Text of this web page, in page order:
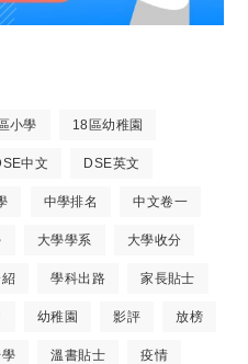
小學 18區幼稚園
中文 DSE英文
中學排名 中文卷一
大學學系 大學收分
學科出路 家長貼士
幼稚園 影評 放榜
溫書貼士 疫情